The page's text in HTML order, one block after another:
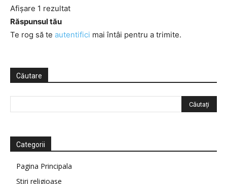
Afișare 1 rezultat
Răspunsul tău
Te rog să te autentifici mai întâi pentru a trimite.
Căutare
Categorii
Pagina Principala
Știri religioase